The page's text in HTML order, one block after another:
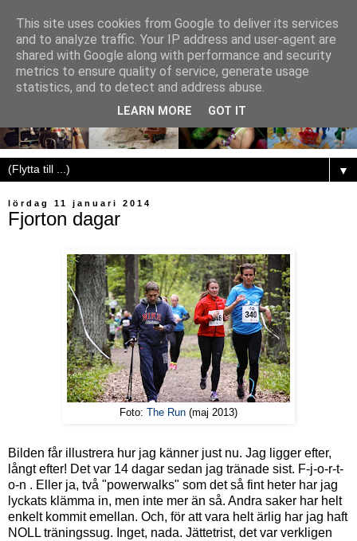
▼
lördag 11 januari 2014
Fjorton dagar
Foto: The Run (maj 2013)
Bilden får illustrera hur jag känner just nu. Jag ligger efter,
långt efter! Det var 14 dagar sedan jag tränade sist. F-j-o-r-t-
o-n . Eller ja, två "powerwalks" som det så fint heter har jag
lyckats klämma in, men inte mer än så. Andra saker har helt
enkelt kommit emellan. Och, för att vara helt ärlig har jag haft
NOLL träningssug. Inget, nada. Jättetrist, det var verkligen
This site uses cookies from Google to deliver its services
and to analyze traffic. Your IP address and user-agent are
shared with Google along with performance and security
metrics to ensure quality of service, generate usage
statistics, and to detect and address abuse.
LEARN MORE GOT IT